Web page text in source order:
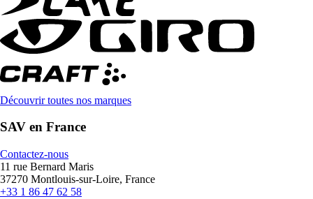
Découvrir toutes nos marques
SAV en France
Contactez-nous
11 rue Bernard Maris
37270 Montlouis-sur-Loire, France
+33 1 86 47 62 58